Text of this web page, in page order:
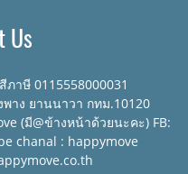
Us
าษี 0115558000031
าง ยานนาวา กทม.10120
(มี@ข้างหน้าด้วยนะคะ) FB:
chanal : happymove